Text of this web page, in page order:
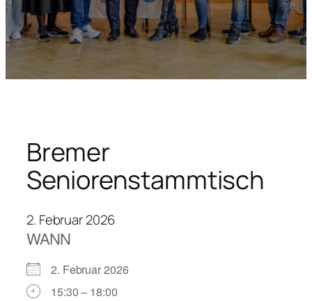
Bremer
Seniorenstammtisch
2. Februar 2026
WANN
2. Februar 2026
15:30 – 18:00